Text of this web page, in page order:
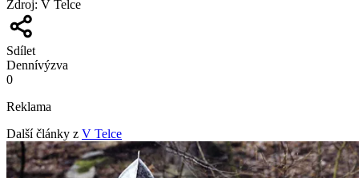
Zdroj: V Telce
Sdílet
Dennívýzva
0
Reklama
Další články z V Telce